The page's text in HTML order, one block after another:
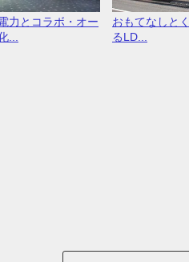
力とコラボ・オー
...
おもてなしと
るLD...